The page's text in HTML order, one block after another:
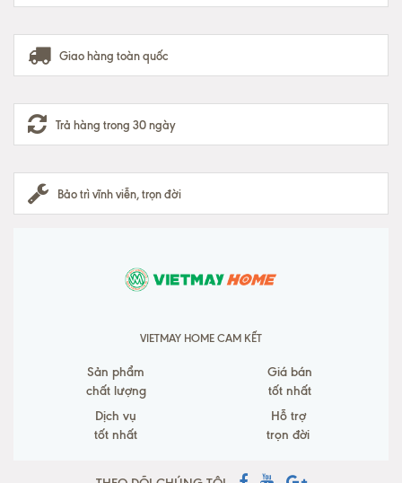
Giao hàng toàn quốc
Trả hàng trong 30 ngày
Bảo trì vĩnh viễn, trọn đời
VIETMAY HOME CAM KẾT
Sản phẩm
chất lượng
Giá bán
tốt nhất
Dịch vụ
tốt nhất
Hỗ trợ
trọn đời